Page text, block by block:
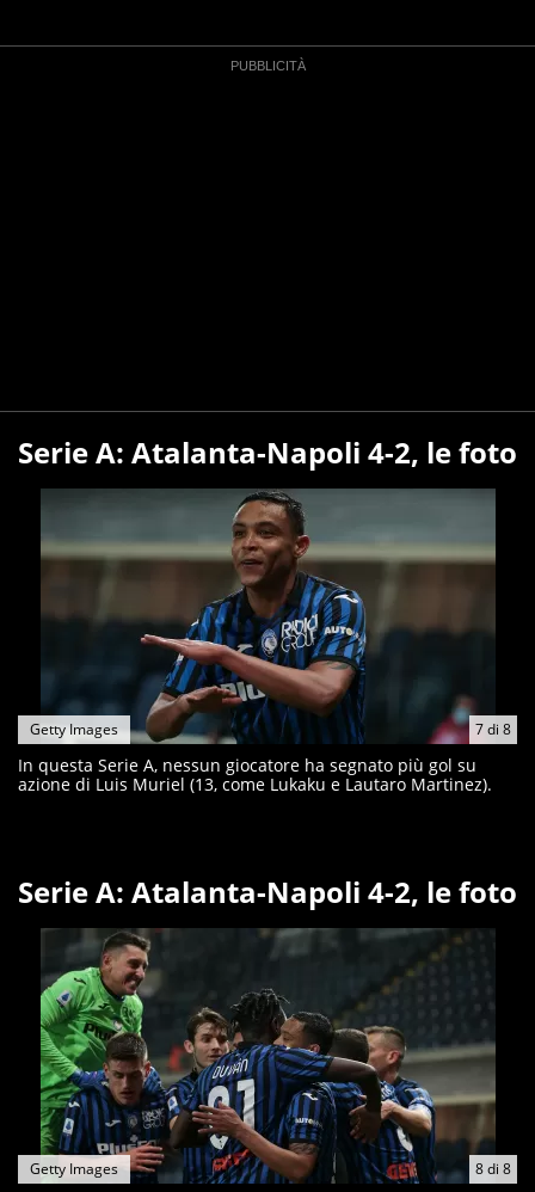
Serie A: Atalanta-Napoli 4-2, le foto
7di 8
Getty Images
In questa Serie A, nessun giocatore ha segnato più gol su
azione di Luis Muriel (13, come Lukaku e Lautaro Martinez).
Serie A: Atalanta-Napoli 4-2, le foto
8di 8
Getty Images